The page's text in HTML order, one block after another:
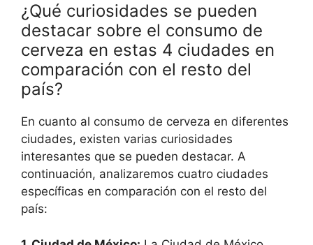
¿Qué curiosidades se pueden
destacar sobre el consumo de
cerveza en estas 4 ciudades en
comparación con el resto del
país?
En cuanto al consumo de cerveza en diferentes
ciudades, existen varias curiosidades
interesantes que se pueden destacar. A
continuación, analizaremos cuatro ciudades
específicas en comparación con el resto del
país: